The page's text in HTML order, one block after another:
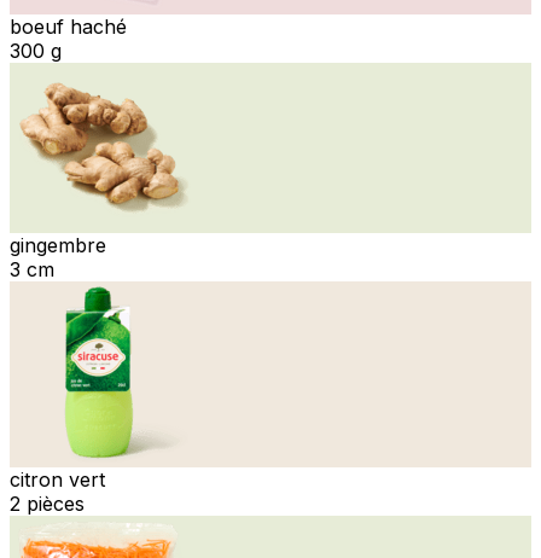
boeuf haché
300 g
gingembre
3 cm
citron vert
2 pièces